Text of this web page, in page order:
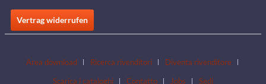
Vertrag widerrufen
Area download Ricerca rivenditori
Diventa rivenditore
Scarica i cataloghi
Contatto Jobs Sedi